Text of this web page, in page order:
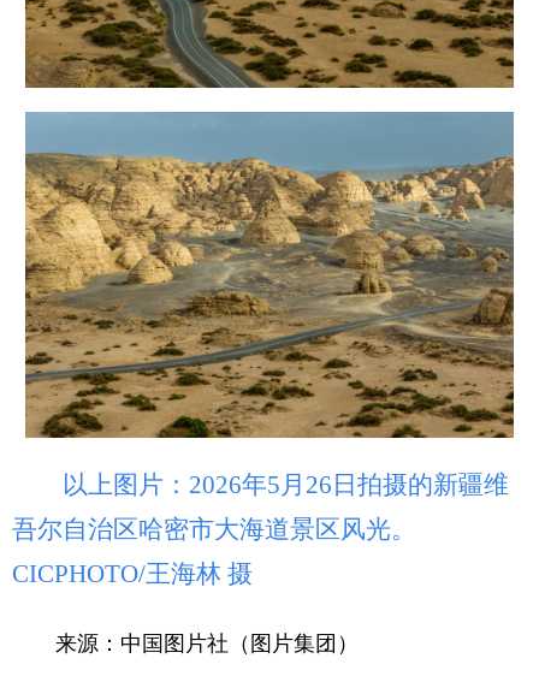
以上图片：2026年5月26日拍摄的新疆维
吾尔自治区哈密市大海道景区风光。
CICPHOTO/王海林 摄
来源：中国图片社（图片集团）